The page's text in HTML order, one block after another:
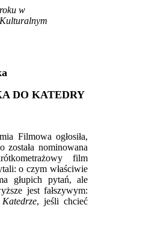
w
DO KATEDRY
Filmowa ogłosiła,
nominowana
film
o czym właściwie
głupich pytań, ale
jest fałszywym:
Katedrze, jeśli chcieć